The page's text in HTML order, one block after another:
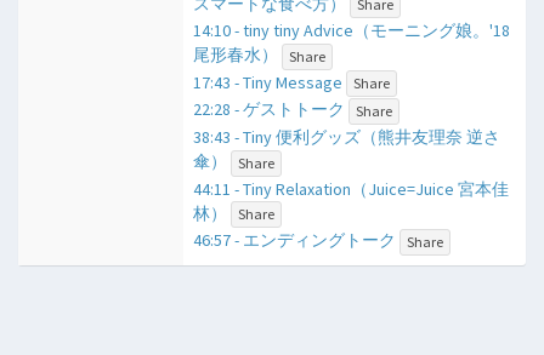
Share
14:10 - tiny tiny Advice（モーニング娘。'18
尾形春水）
Share
17:43 - Tiny Message Share
22:28 - ゲストトーク Share
38:43 - Tiny 便利グッズ（熊井友理奈 逆さ
傘）
Share
44:11 - Tiny Relaxation（Juice=Juice 宮本佳
林）
Share
46:57 - エンディングトーク Share